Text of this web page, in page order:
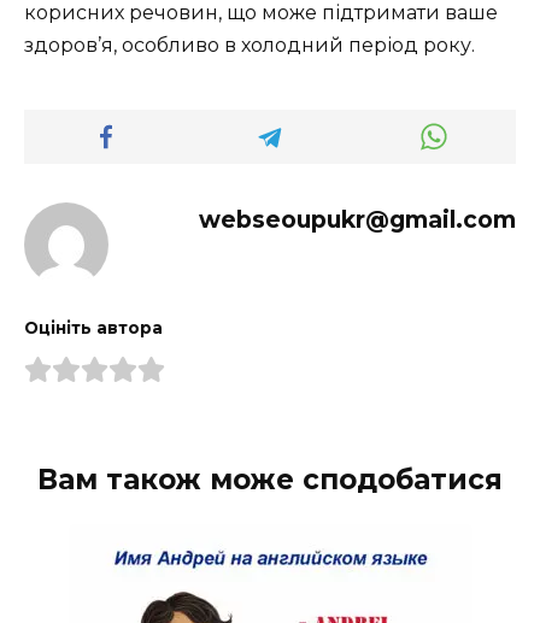
корисних речовин, що може підтримати ваше
здоров’я, особливо в холодний період року.
webseoupukr@gmail.com
Оцініть автора
Вам також може сподобатися